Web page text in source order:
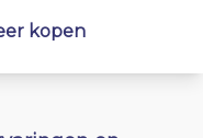
kopen